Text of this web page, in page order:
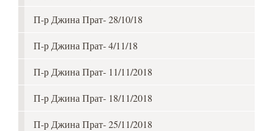
П-р Джина Прат- 28/10/18
П-р Джина Прат- 4/11/18
П-р Джина Прат- 11/11/2018
П-р Джина Прат- 18/11/2018
П-р Джина Прат- 25/11/2018